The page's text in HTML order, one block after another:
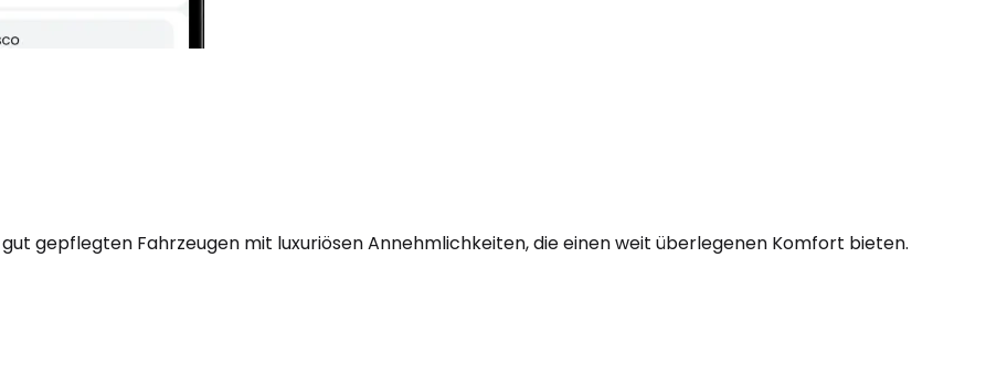
gepflegten Fahrzeugen mit luxuriösen Annehmlichkeiten, die einen weit überlegenen Komfort bieten.